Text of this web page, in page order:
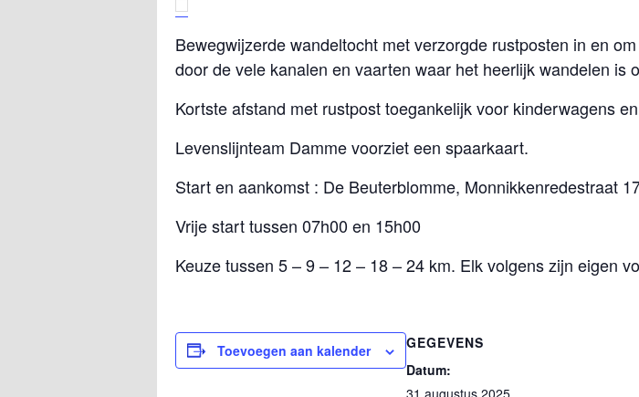
Bewegwijzerde wandeltocht met verzorgde rustposten in en
door de vele kanalen en vaarten waar het heerlijk wandelen is
Kortste afstand met rustpost toegankelijk voor kinderwagens
Levenslijnteam Damme voorziet een spaarkaart.
Start en aankomst : De Beuterblomme, Monnikkenredestraat
Vrije start tussen 07h00 en 15h00
Keuze tussen 5 – 9 – 12 – 18 – 24 km. Elk volgens zijn eigen
Toevoegen aan kalender
GEGEVENS
Datum:
31 augustus 2025